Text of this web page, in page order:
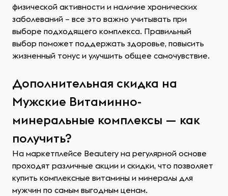
физической активности и наличие хронических
заболеваний – все это важно учитывать при
выборе подходящего комплекса. Правильный
выбор поможет поддержать здоровье, повысить
жизненный тонус и улучшить общее самочувствие.
Дополнительная скидка на
Мужские Витаминно-
минеральные комплексы — как
получить?
На маркетплейсе Beautery на регулярной основе
проходят различные акции и скидки, что позволяет
купить комплексные витамины и минералы для
мужчин по самым выгодным ценам.